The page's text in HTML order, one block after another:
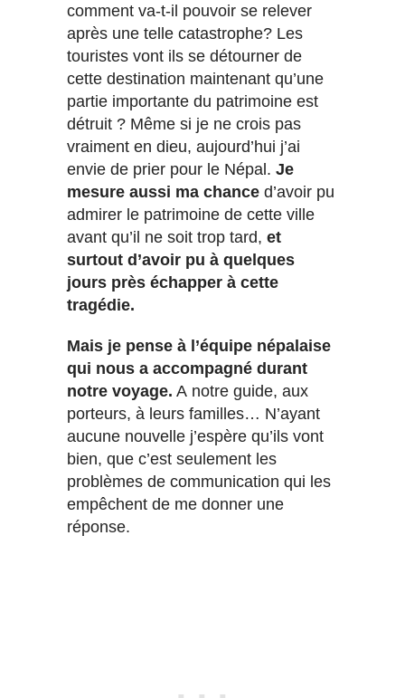
comment va-t-il pouvoir se relever
après une telle catastrophe? Les
touristes vont ils se détourner de
cette destination maintenant qu’une
partie importante du patrimoine est
détruit ? Même si je ne crois pas
vraiment en dieu, aujourd’hui j’ai
envie de prier pour le Népal. Je
mesure aussi ma chance d’avoir pu
admirer le patrimoine de cette ville
avant qu’il ne soit trop tard, et
surtout d’avoir pu à quelques
jours près échapper à cette
tragédie.
Mais je pense à l’équipe népalaise
qui nous a accompagné durant
notre voyage. A notre guide, aux
porteurs, à leurs familles… N’ayant
aucune nouvelle j’espère qu’ils vont
bien, que c’est seulement les
problèmes de communication qui les
empêchent de me donner une
réponse.